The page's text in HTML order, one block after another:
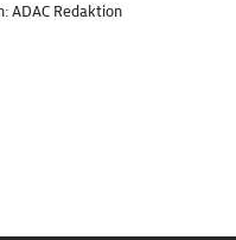
ADAC Redaktion